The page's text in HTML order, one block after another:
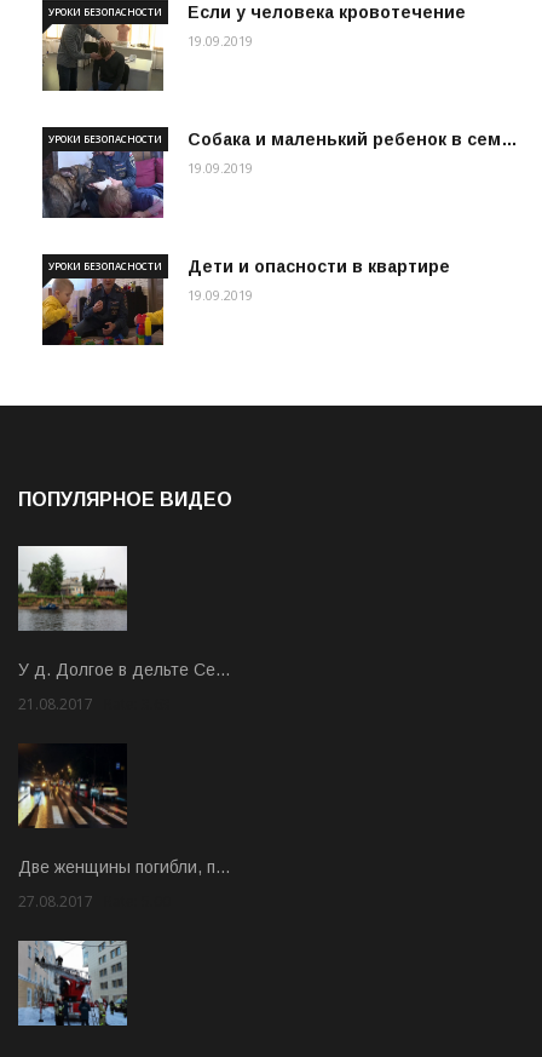
Если у человека кровотечение
УРОКИ БЕЗОПАСНОСТИ
19.09.2019
Собака и маленький ребенок в сем…
УРОКИ БЕЗОПАСНОСТИ
19.09.2019
Дети и опасности в квартире
УРОКИ БЕЗОПАСНОСТИ
19.09.2019
ПОПУЛЯРНОЕ ВИДЕО
У д. Долгое в дельте Се…
21.08.2017
Две женщины погибли, п…
27.08.2017